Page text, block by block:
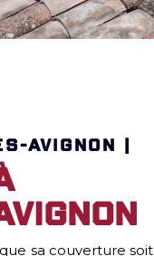
AVIGNON |
sa couverture soit